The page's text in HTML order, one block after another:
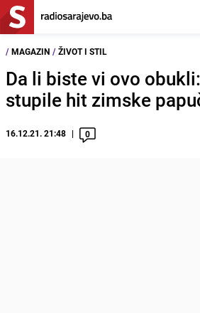
/ MAGAZIN / ŽIVOT I STIL
Da li biste vi ovo
stupile hit zimske
16.12.21. 21:48 0